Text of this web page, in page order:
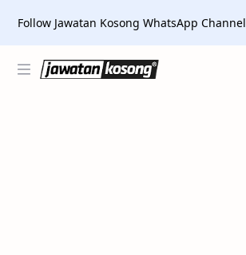
Follow Jawatan Kosong WhatsApp Channel